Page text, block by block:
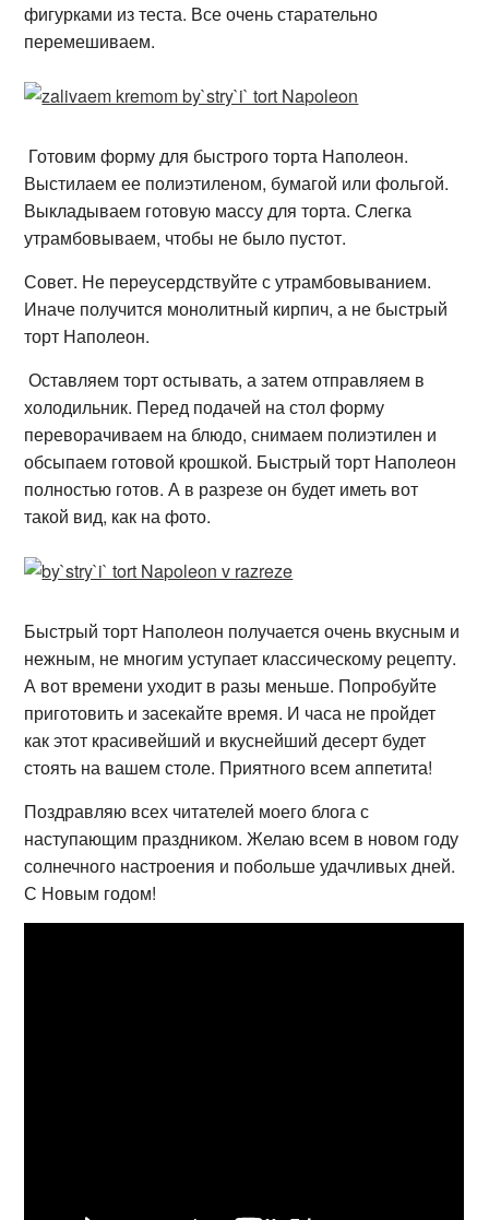
фигурками из теста. Все очень старательно
перемешиваем.
Готовим форму для быстрого торта Наполеон.
Выстилаем ее полиэтиленом, бумагой или фольгой.
Выкладываем готовую массу для торта. Слегка
утрамбовываем, чтобы не было пустот.
Совет. Не переусердствуйте с утрамбовыванием.
Иначе получится монолитный кирпич, а не быстрый
торт Наполеон.
Оставляем торт остывать, а затем отправляем в
холодильник. Перед подачей на стол форму
переворачиваем на блюдо, снимаем полиэтилен и
обсыпаем готовой крошкой. Быстрый торт Наполеон
полностью готов. А в разрезе он будет иметь вот
такой вид, как на фото.
Быстрый торт Наполеон получается очень вкусным и
нежным, не многим уступает классическому рецепту.
А вот времени уходит в разы меньше. Попробуйте
приготовить и засекайте время. И часа не пройдет
как этот красивейший и вкуснейший десерт будет
стоять на вашем столе. Приятного всем аппетита!
Поздравляю всех читателей моего блога с
наступающим праздником. Желаю всем в новом году
солнечного настроения и побольше удачливых дней.
С Новым годом!